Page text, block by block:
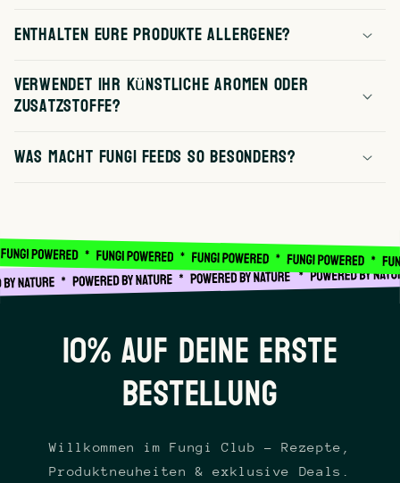
Enthalten eure Produkte Allergene?
Verwendet ihr künstliche Aromen oder
Zusatzstoffe?
Was macht Fungi Feeds so besonders?
10% auf Deine erste
Bestellung
Willkommen im Fungi Club - Rezepte,
Produktneuheiten & exklusive Deals.